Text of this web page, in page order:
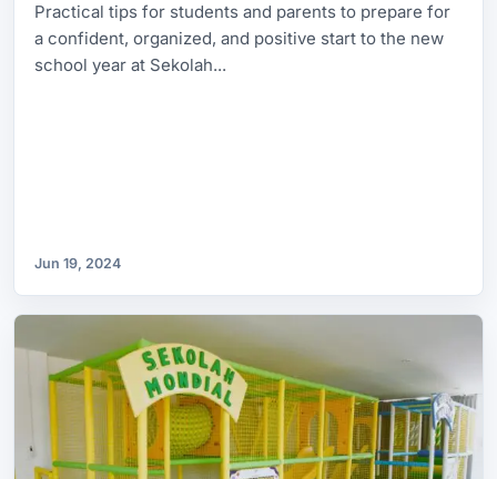
Practical tips for students and parents to prepare for
a confident, organized, and positive start to the new
school year at Sekolah...
Jun 19, 2024